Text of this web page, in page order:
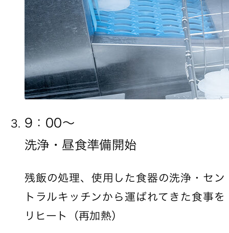
9：00〜
洗浄・昼食準備開始
残飯の処理、使用した食器の洗浄・セン
トラルキッチンから運ばれてきた食事を
リヒート（再加熱）